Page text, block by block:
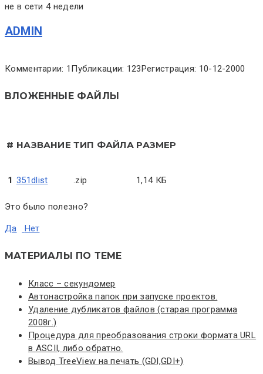
не в сети 4 недели
ADMIN
Комментарии: 1 Публикации: 123Регистрация: 10-12-2000
ВЛОЖЕННЫЕ ФАЙЛЫ
# НАЗВАНИЕ ТИП ФАЙЛА РАЗМЕР
1 351dlist .zip 1,14 КБ
Это было полезно?
Да Нет
МАТЕРИАЛЫ ПО ТЕМЕ
Класс – секундомер
Автонастройка папок при запуске проектов.
Удаление дубликатов файлов (старая программа
2008г.)
Процедура для преобразования строки формата URL
в ASCII, либо обратно.
Вывод TreeView на печать (GDI,GDI+)